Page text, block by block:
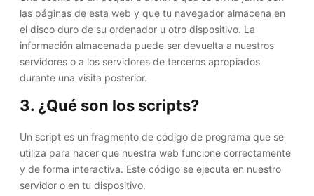
las páginas de esta web y que tu navegador almacena en
el disco duro de su ordenador u otro dispositivo. La
información almacenada puede ser devuelta a nuestros
servidores o a los servidores de terceros apropiados
durante una visita posterior.
3. ¿Qué son los scripts?
Un script es un fragmento de código de programa que se
utiliza para hacer que nuestra web funcione correctamente
y de forma interactiva. Este código se ejecuta en nuestro
servidor o en tu dispositivo.